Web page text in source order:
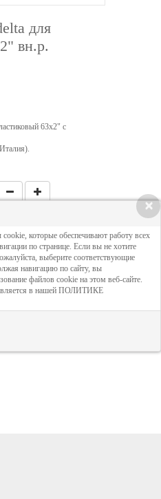
для
вн.р.
63х2" с
КОРЗИНУ
×
которые обеспечивают работу всех
по странице. Если вы не хотите
выберите соответствующие
навигацию по сайту, вы
файлов cookie на этом веб-сайте.
в нашей ПОЛИТИКЕ